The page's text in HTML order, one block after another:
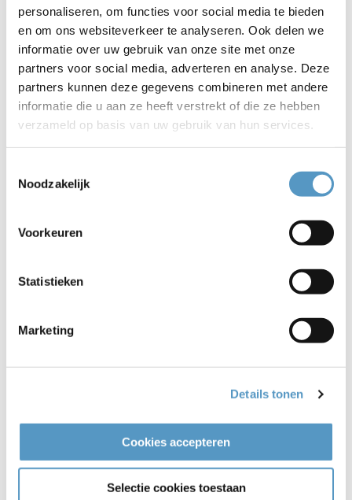
personaliseren, om functies voor social media te bieden
en om ons websiteverkeer te analyseren. Ook delen we
informatie over uw gebruik van onze site met onze
partners voor social media, adverteren en analyse. Deze
partners kunnen deze gegevens combineren met andere
informatie die u aan ze heeft verstrekt of die ze hebben
verzameld op basis van uw gebruik van hun services.
Noodzakelijk
Voorkeuren
Statistieken
Marketing
Details tonen
Cookies accepteren
Selectie cookies toestaan